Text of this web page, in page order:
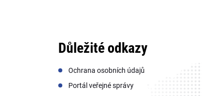
Důležité odkazy
Ochrana osobních údajů
Portál veřejné správy